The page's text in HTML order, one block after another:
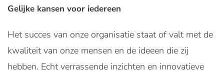
Gelijke kansen voor iedereen
Het succes van onze organisatie staat of valt met de
kwaliteit van onze mensen en de ideeen die zij
hebben. Echt verrassende inzichten en innovatieve